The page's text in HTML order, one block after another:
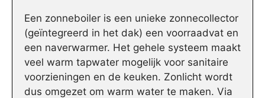
Een zonneboiler is een unieke zonnecollector
(geïntegreerd in het dak) een voorraadvat en
een naverwarmer. Het gehele systeem maakt
veel warm tapwater mogelijk voor sanitaire
voorzieningen en de keuken. Zonlicht wordt
dus omgezet om warm water te maken. Via